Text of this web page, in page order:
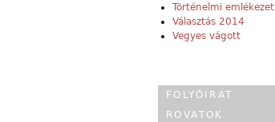
Történelmi emlékezet
Választás 2014
Vegyes vágott
FOLYÓIRAT
ROVATOK